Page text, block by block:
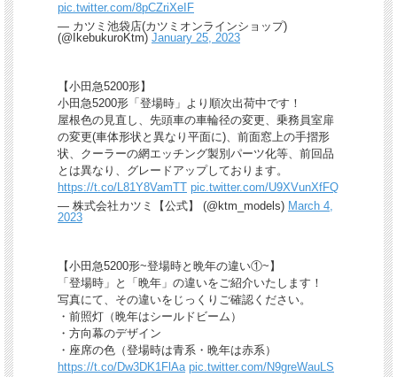
pic.twitter.com/8pCZriXeIF
— カツミ池袋店(カツミオンラインショップ)
(@IkebukuroKtm) January 25, 2023
【小田急5200形】
小田急5200形「登場時」より順次出荷中です！
屋根色の見直し、先頭車の車輪径の変更、乗務員室扉
の変更(車体形状と異なり平面に)、前面窓上の手摺形
状、クーラーの網エッチング製別パーツ化等、前回品
とは異なり、グレードアップしております。
https://t.co/L81Y8VamTT pic.twitter.com/U9XVunXfFQ
— 株式会社カツミ【公式】 (@ktm_models) March 4,
2023
【小田急5200形~登場時と晩年の違い①~】
「登場時」と「晩年」の違いをご紹介いたします！
写真にて、その違いをじっくりご確認ください。
・前照灯（晩年はシールドビーム）
・方向幕のデザイン
・座席の色（登場時は青系・晩年は赤系）
https://t.co/Dw3DK1FlAa pic.twitter.com/N9greWauLS